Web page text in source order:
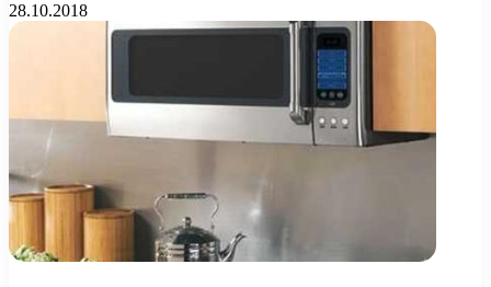
28.10.2018